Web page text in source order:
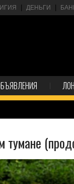
ДЕНЬГИ
тумане